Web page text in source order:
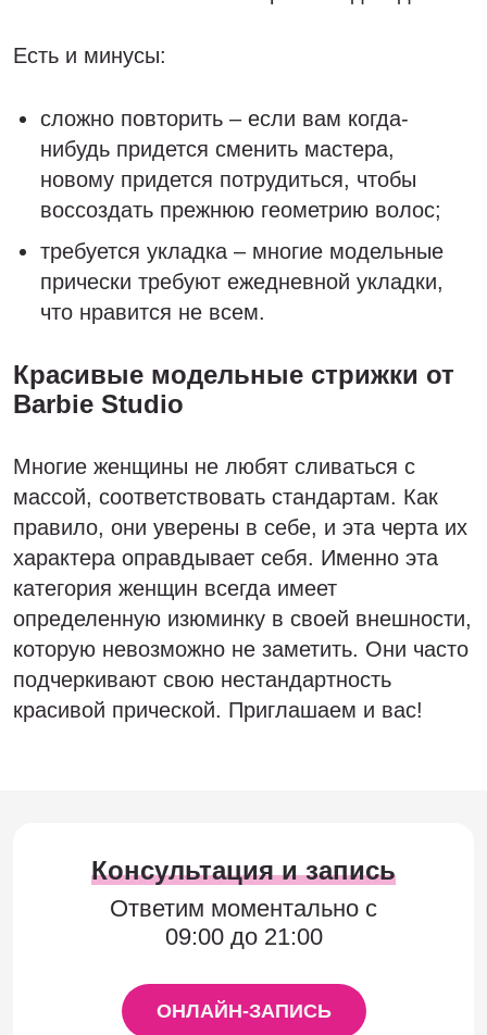
Есть и минусы:
сложно повторить – если вам когда-
нибудь придется сменить мастера,
новому придется потрудиться, чтобы
воссоздать прежнюю геометрию волос;
требуется укладка – многие модельные
прически требуют ежедневной укладки,
что нравится не всем.
Красивые модельные стрижки от
Barbie Studio
Многие женщины не любят сливаться с
массой, соответствовать стандартам. Как
правило, они уверены в себе, и эта черта их
характера оправдывает себя. Именно эта
категория женщин всегда имеет
определенную изюминку в своей внешности,
которую невозможно не заметить. Они часто
подчеркивают свою нестандартность
красивой прической. Приглашаем и вас!
Консультация и запись
Ответим моментально с
09:00 до 21:00
ОНЛАЙН-ЗАПИСЬ